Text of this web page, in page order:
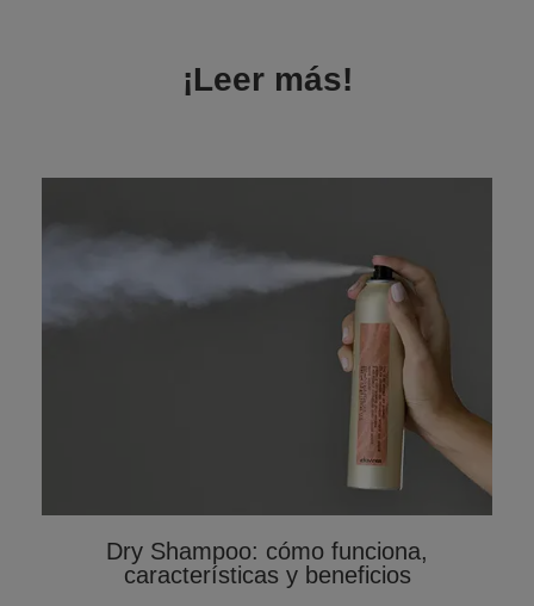
¡Leer más!
Dry Shampoo: cómo funciona,
características y beneficios